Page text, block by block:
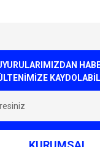
Yorum Yaz
iletebilirsiniz.
için teşekkür ederiz.
kalitesiz, bozuk veya
eksik bilgiler
hatalar bulunuyor.
diğer sitelerden daha pahalı.